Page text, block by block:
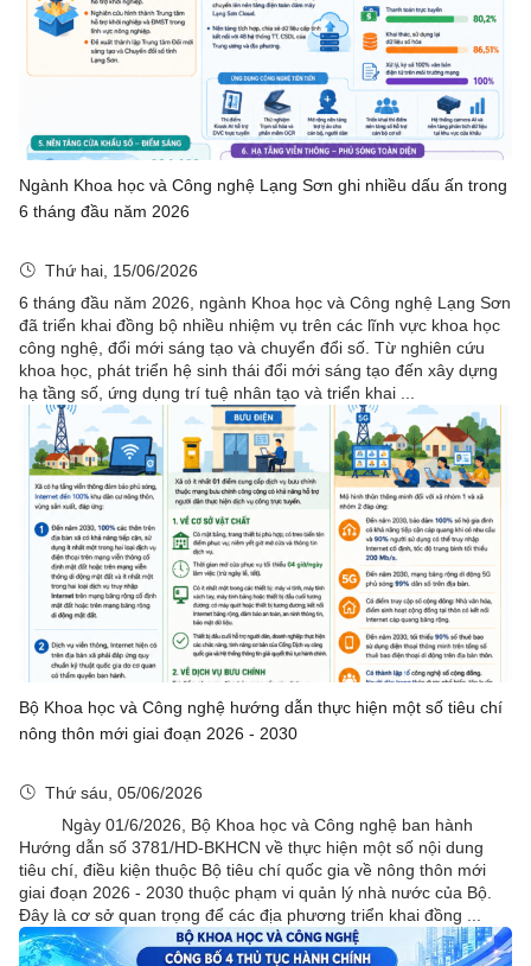
Ngành Khoa học và Công nghệ Lạng Sơn ghi nhiều dấu ấn trong
6 tháng đầu năm 2026
Thứ hai, 15/06/2026
6 tháng đầu năm 2026, ngành Khoa học và Công nghệ Lạng Sơn
đã triển khai đồng bộ nhiều nhiệm vụ trên các lĩnh vực khoa học
công nghệ, đổi mới sáng tạo và chuyển đổi số. Từ nghiên cứu
khoa học, phát triển hệ sinh thái đổi mới sáng tạo đến xây dựng
hạ tầng số, ứng dụng trí tuệ nhân tạo và triển khai ...
Bộ Khoa học và Công nghệ hướng dẫn thực hiện một số tiêu chí
nông thôn mới giai đoạn 2026 - 2030
Thứ sáu, 05/06/2026
Ngày 01/6/2026, Bộ Khoa học và Công nghệ ban hành
Hướng dẫn số 3781/HD-BKHCN về thực hiện một số nội dung
tiêu chí, điều kiện thuộc Bộ tiêu chí quốc gia về nông thôn mới
giai đoạn 2026 - 2030 thuộc phạm vi quản lý nhà nước của Bộ.
Đây là cơ sở quan trọng để các địa phương triển khai đồng ...